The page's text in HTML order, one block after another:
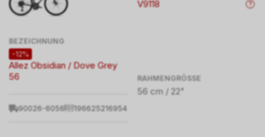
V9118
BEZEICHNUNG
-12%
Allez Obsidian / Dove Grey
56
90026-6056 196625216954
RAHMENGRÖSSE
56 cm / 22"